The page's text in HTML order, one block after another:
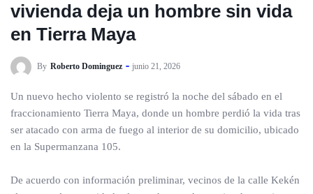
vivienda deja un hombre sin vida
en Tierra Maya
By Roberto Dominguez junio 21, 2026
Un nuevo hecho violento se registró la noche del sábado en el
fraccionamiento Tierra Maya, donde un hombre perdió la vida tras
ser atacado con arma de fuego al interior de su domicilio, ubicado
en la Supermanzana 105.
De acuerdo con información preliminar, vecinos de la calle Kekén